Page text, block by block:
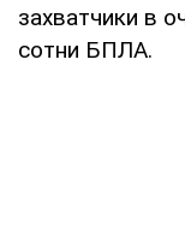
захватчики в
сотни БПЛА.